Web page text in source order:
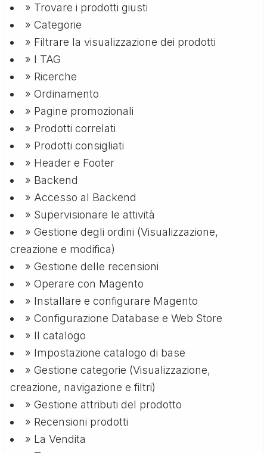
» Trovare i prodotti giusti
» Categorie
» Filtrare la visualizzazione dei prodotti
» I TAG
» Ricerche
» Ordinamento
» Pagine promozionali
» Prodotti correlati
» Prodotti consigliati
» Header e Footer
» Backend
» Accesso al Backend
» Supervisionare le attività
» Gestione degli ordini (Visualizzazione,
creazione e modifica)
» Gestione delle recensioni
» Operare con Magento
» Installare e configurare Magento
» Configurazione Database e Web Store
» Il catalogo
» Impostazione catalogo di base
» Gestione categorie (Visualizzazione,
creazione, navigazione e filtri)
» Gestione attributi del prodotto
» Recensioni prodotti
» La Vendita